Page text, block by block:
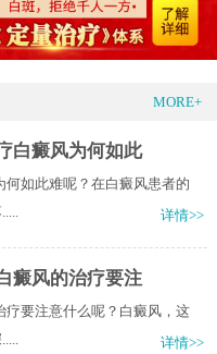
MORE+
白癜风为何如此
如此难呢？在白癜风患者的
详情>>
癜风的治疗要注
疗要注意什么呢？白癜风，这
详情>>